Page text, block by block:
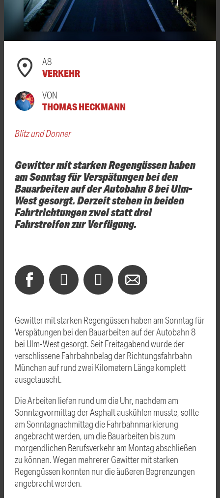
A8
VERKEHR
VON
THOMAS HECKMANN
Blitz und Donner
Gewitter mit starken Regengüssen haben
am Sonntag für Verspätungen bei den
Bauarbeiten auf der Autobahn 8 bei Ulm-
West gesorgt. Derzeit stehen in beiden
Fahrtrichtungen zwei statt drei
Fahrstreifen zur Verfügung.
Gewitter mit starken Regengüssen haben am Sonntag für
Verspätungen bei den Bauarbeiten auf der Autobahn 8
bei Ulm-West gesorgt. Seit Freitagabend wurde der
verschlissene Fahrbahnbelag der Richtungsfahrbahn
München auf rund zwei Kilometern Länge komplett
ausgetauscht.
Die Arbeiten liefen rund um die Uhr, nachdem am
Sonntagvormittag der Asphalt auskühlen musste, sollte
am Sonntagnachmittag die Fahrbahnmarkierung
angebracht werden, um die Bauarbeiten bis zum
morgendlichen Berufsverkehr am Montag abschließen
zu können. Wegen mehrerer Gewitter mit starken
Regengüssen konnten nur die äußeren Begrenzungen
angebracht werden.